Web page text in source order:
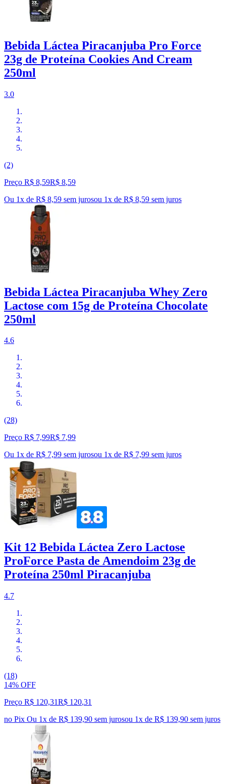
Bebida Láctea Piracanjuba Pro Force
23g de Proteína Cookies And Cream
250ml
3.0
(2)
Preço R$ 8,59R$ 8,59
Ou 1x de R$ 8,59 sem jurosou 1x de R$ 8,59 sem juros
Bebida Láctea Piracanjuba Whey Zero
Lactose com 15g de Proteína Chocolate
250ml
4.6
(28)
Preço R$ 7,99R$ 7,99
Ou 1x de R$ 7,99 sem jurosou 1x de R$ 7,99 sem juros
Kit 12 Bebida Láctea Zero Lactose
ProForce Pasta de Amendoim 23g de
Proteína 250ml Piracanjuba
4.7
(18)
14% OFF
Preço R$ 120,31R$ 120,31
no Pix Ou 1x de R$ 139,90 sem jurosou 1x de R$ 139,90 sem juros